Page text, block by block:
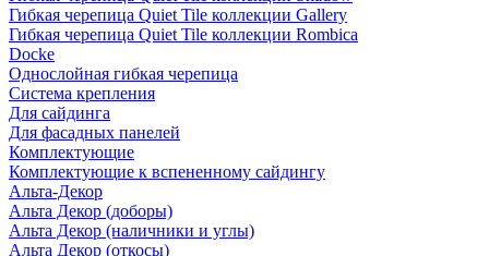
Гибкая черепица Quiet Tile коллекции Gallery
Гибкая черепица Quiet Tile коллекции Rombica
Docke
Однослойная гибкая черепица
Система крепления
Для сайдинга
Для фасадных панелей
Комплектующие
Комплектующие к вспененному сайдингу
Альта-Декор
Альта Декор (доборы)
Альта Декор (наличники и углы)
Альта Декор (откосы)